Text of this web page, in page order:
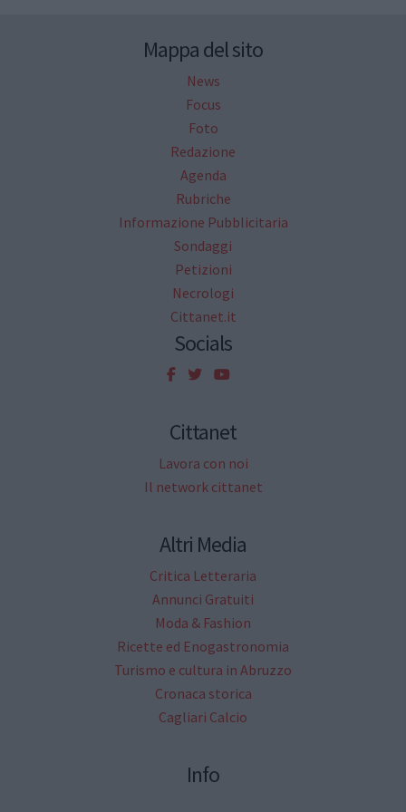
Mappa del sito
News
Focus
Foto
Redazione
Agenda
Rubriche
Informazione Pubblicitaria
Sondaggi
Petizioni
Necrologi
Cittanet.it
Socials
Cittanet
Lavora con noi
Il network cittanet
Altri Media
Critica Letteraria
Annunci Gratuiti
Moda & Fashion
Ricette ed Enogastronomia
Turismo e cultura in Abruzzo
Cronaca storica
Cagliari Calcio
Info